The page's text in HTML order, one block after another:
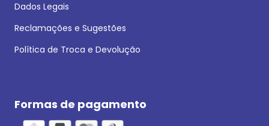
Dados Legais
Reclamações e Sugestões
Política de Troca e Devolução
Formas de pagamento